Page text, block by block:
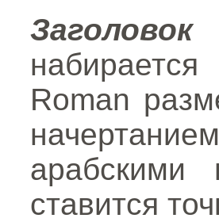
Roman
ставится